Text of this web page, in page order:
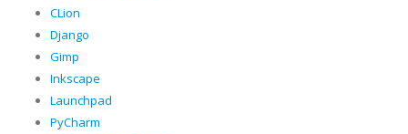
CLion
Django
Gimp
Inkscape
Launchpad
PyCharm